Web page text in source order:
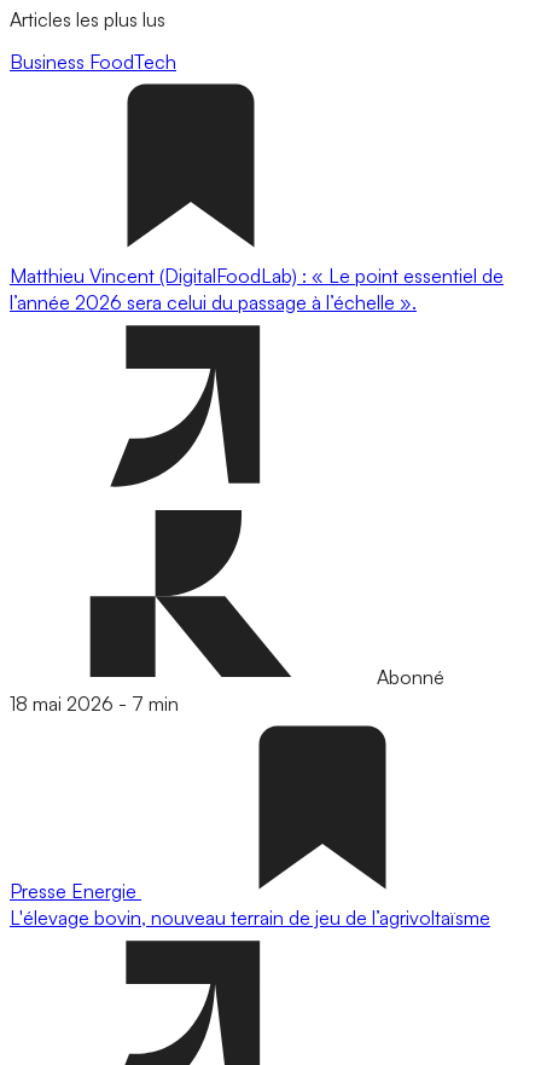
Articles les plus lus
Business FoodTech
Matthieu Vincent (DigitalFoodLab) : « Le point essentiel de
l’année 2026 sera celui du passage à l’échelle ».
Abonné
18 mai 2026 - 7 min
Presse Energie
L'élevage bovin, nouveau terrain de jeu de l’agrivoltaïsme